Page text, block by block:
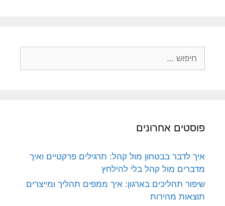
פוסטים אחרונים
איך לדבר בבטחון מול קהל: תרגילים פרקטיים ואיך
מדברים מול קהל בלי להילחץ
שיפור תהליכים בארגון: איך ממפים תהליך ומייצרים
תוצאות מהירות